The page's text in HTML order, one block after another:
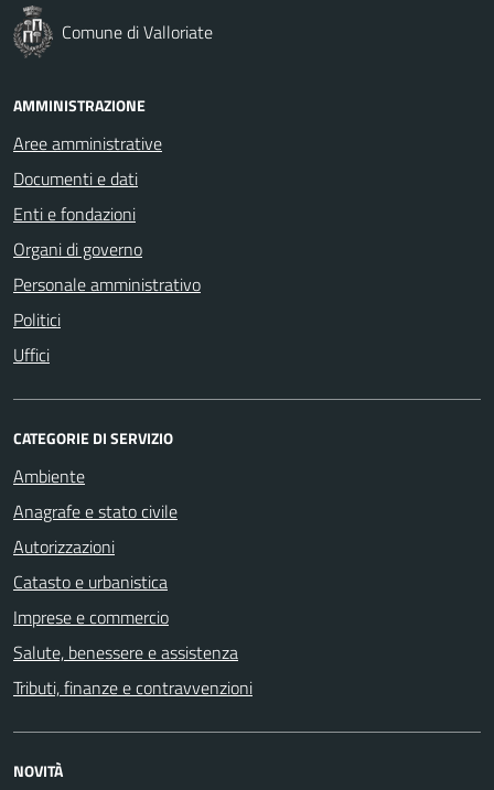
Comune di Valloriate
AMMINISTRAZIONE
Aree amministrative
Documenti e dati
Enti e fondazioni
Organi di governo
Personale amministrativo
Politici
Uffici
CATEGORIE DI SERVIZIO
Ambiente
Anagrafe e stato civile
Autorizzazioni
Catasto e urbanistica
Imprese e commercio
Salute, benessere e assistenza
Tributi, finanze e contravvenzioni
NOVITÀ